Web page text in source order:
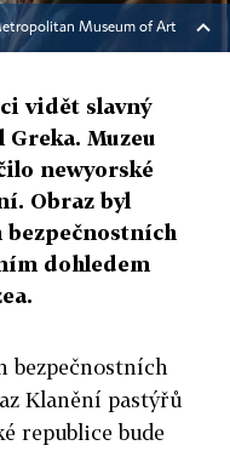
Museum of Art
vidět slavný
Muzeu
newyorské
Obraz byl
bezpečnostních
dohledem
bezpečnostních
Klanění pastýřů
republice bude